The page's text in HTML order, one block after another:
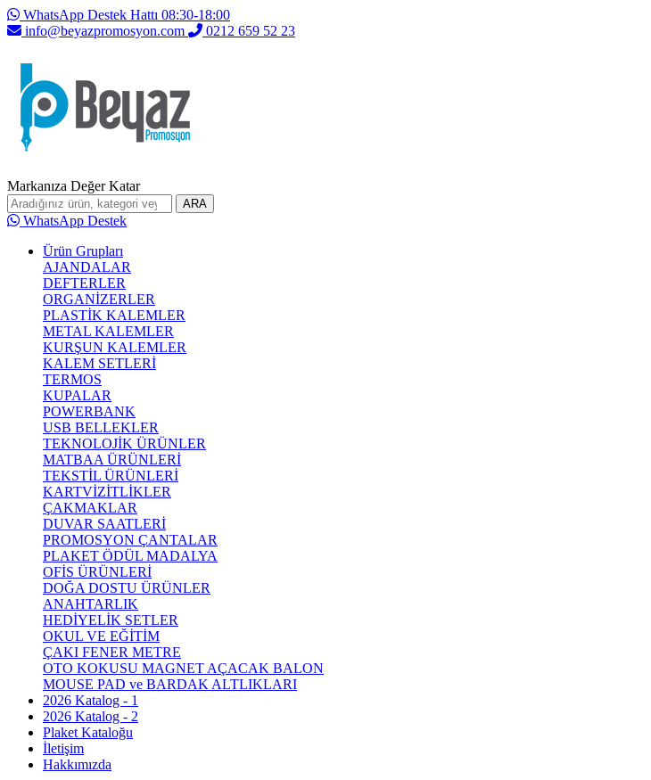
WhatsApp Destek Hattı 08:30-18:00
info@beyazpromosyon.com
0212 659 52 23
Markanıza Değer Katar
ARA
WhatsApp Destek
Ürün Grupları
AJANDALAR
DEFTERLER
ORGANİZERLER
PLASTİK KALEMLER
METAL KALEMLER
KURŞUN KALEMLER
KALEM SETLERİ
TERMOS
KUPALAR
POWERBANK
USB BELLEKLER
TEKNOLOJİK ÜRÜNLER
MATBAA ÜRÜNLERİ
TEKSTİL ÜRÜNLERİ
KARTVİZİTLİKLER
ÇAKMAKLAR
DUVAR SAATLERİ
PROMOSYON ÇANTALAR
PLAKET ÖDÜL MADALYA
OFİS ÜRÜNLERİ
DOĞA DOSTU ÜRÜNLER
ANAHTARLIK
HEDİYELİK SETLER
OKUL VE EĞİTİM
ÇAKI FENER METRE
OTO KOKUSU MAGNET AÇACAK BALON
MOUSE PAD ve BARDAK ALTLIKLARI
2026 Katalog - 1
2026 Katalog - 2
Plaket Kataloğu
İletişim
Hakkımızda